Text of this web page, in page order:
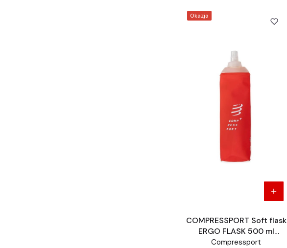
Okazja
COMPRESSPORT Soft flask
ERGO FLASK 500 ml
czerwony
Compressport